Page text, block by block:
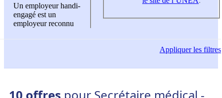
Un employeur handi-
engagé est un
employeur reconnu
Appliquerles filtres
10 offres pour Secrétaire médical -